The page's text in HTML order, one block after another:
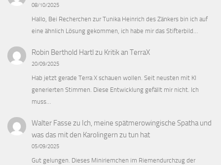
08/10/2025
Hallo, Bei Recherchen zur Tunika Heinrich des Zänkers bin ich auf
eine ähnlich Lösung gekommen, ich habe mir das Stifterbild…
Robin Berthold Hartl zu Kritik an TerraX
20/09/2025
Hab jetzt gerade Terra X schauen wollen. Seit neusten mit KI
generierten Stimmen. Diese Entwicklung gefällt mir nicht. Ich
muss…
Walter Fasse zu Ich, meine spätmerowingische Spatha und
was das mit den Karolingern zu tun hat
05/09/2025
Gut gelungen. Dieses Miniriemchen im Riemendurchzug der